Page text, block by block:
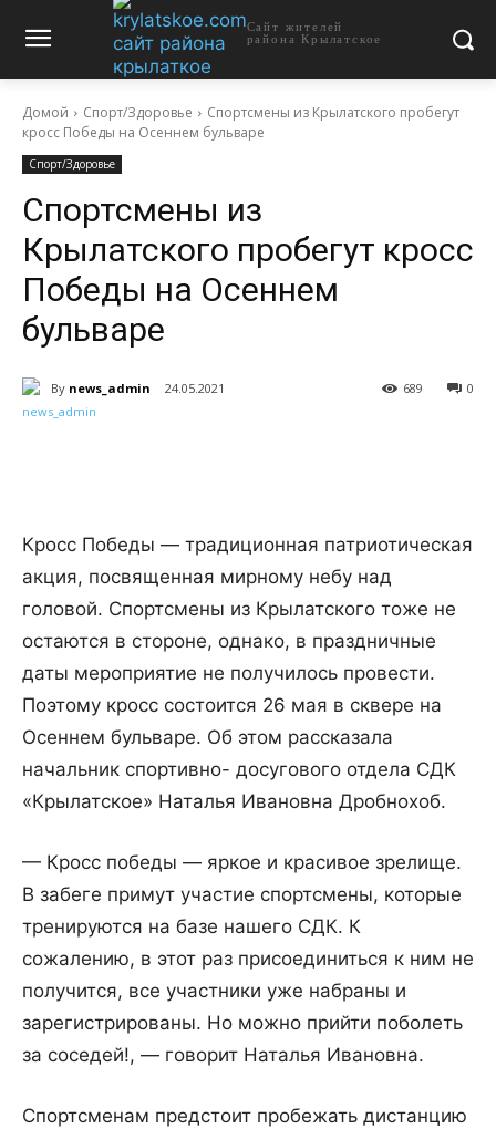
Сайт жителей
района Крылатское
Домой Спорт/Здоровье
Спортсмены из Крылатского пробегут
кросс Победы на Осеннем бульваре
Спорт/Здоровье
Спортсмены из
Крылатского пробегут кросс
Победы на Осеннем
бульваре
By news_admin 24.05.2021 0
689
Кросс Победы — традиционная патриотическая
акция, посвященная мирному небу над
головой. Спортсмены из Крылатского тоже не
остаются в стороне, однако, в праздничные
даты мероприятие не получилось провести.
Поэтому кросс состоится 26 мая в сквере на
Осеннем бульваре. Об этом рассказала
начальник спортивно- досугового отдела СДК
«Крылатское» Наталья Ивановна Дробнохоб.
— Кросс победы — яркое и красивое зрелище.
В забеге примут участие спортсмены, которые
тренируются на базе нашего СДК. К
сожалению, в этот раз присоединиться к ним не
получится, все участники уже набраны и
зарегистрированы. Но можно прийти поболеть
за соседей!, — говорит Наталья Ивановна.
Спортсменам предстоит пробежать дистанцию